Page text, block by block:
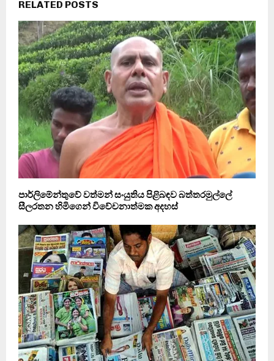
RELATED POSTS
පාර්ලිමේන්තුවේ වත්මන් සංයුතිය පිළිබඳව බත්තරමුල්ලේ
සීලරතන හිමිගෙන් විවේචනාත්මක අදහස්